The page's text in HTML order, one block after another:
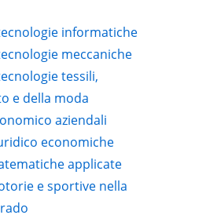
informatiche
meccaniche
tessili,
e della moda
aziendali
economiche
applicate
e sportive nella